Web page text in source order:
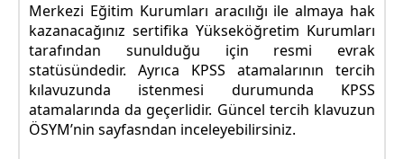
Merkezi Eğitim Kurumları aracılığı ile almaya hak
kazanacağınız sertifika Yükseköğretim Kurumları
tarafından sunulduğu için resmi evrak
statüsündedir. Ayrıca KPSS atamalarının tercih
kılavuzunda istenmesi durumunda KPSS
atamalarında da geçerlidir. Güncel tercih klavuzun
ÖSYM’nin sayfasndan inceleyebilirsiniz.